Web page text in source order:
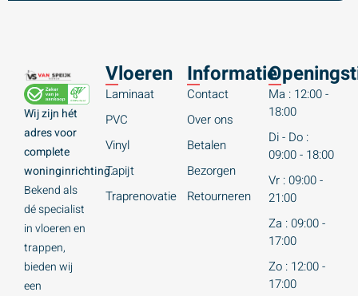
Wij zijn hét
adres voor
complete
woninginrichting.
Bekend als
dé specialist
in vloeren en
trappen,
bieden wij
een
Vloeren
Laminaat
PVC
Vinyl
Tapijt
Traprenovatie
Informatie
Contact
Over ons
Betalen
Bezorgen
Retourneren
Ma : 12:00 -
18:00
Di - Do :
09:00 - 18:00
Vr : 09:00 -
21:00
Za : 09:00 -
17:00
Zo : 12:00 -
17:00